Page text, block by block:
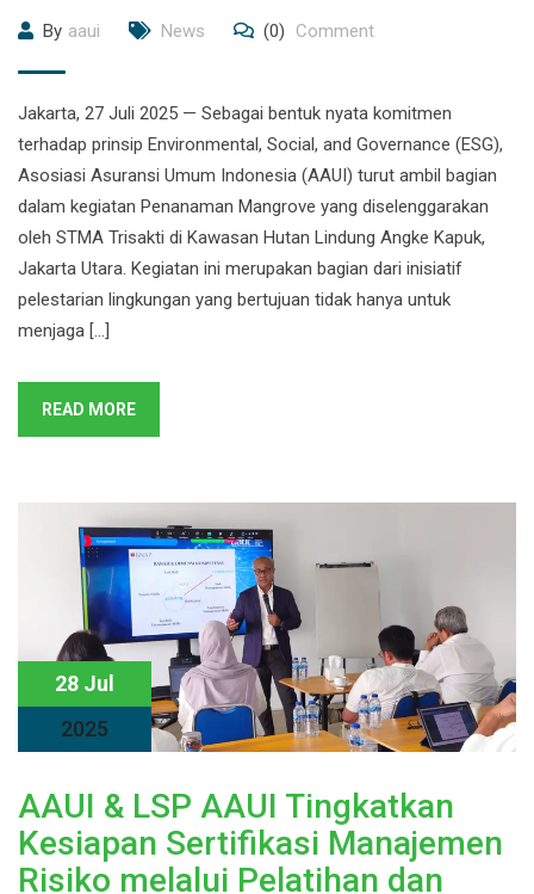
By aaui News (0) Comment
Jakarta, 27 Juli 2025 — Sebagai bentuk nyata komitmen
terhadap prinsip Environmental, Social, and Governance (ESG),
Asosiasi Asuransi Umum Indonesia (AAUI) turut ambil bagian
dalam kegiatan Penanaman Mangrove yang diselenggarakan
oleh STMA Trisakti di Kawasan Hutan Lindung Angke Kapuk,
Jakarta Utara. Kegiatan ini merupakan bagian dari inisiatif
pelestarian lingkungan yang bertujuan tidak hanya untuk
menjaga […]
READ MORE
28 Jul
2025
AAUI & LSP AAUI Tingkatkan
Kesiapan Sertifikasi Manajemen
Risiko melalui Pelatihan dan